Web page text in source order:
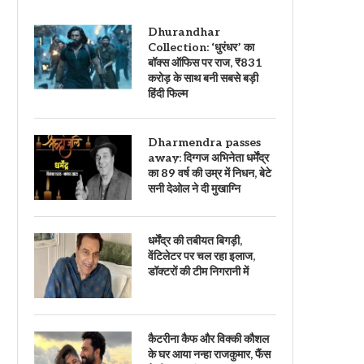
Dhurandhar
Collection: ‘धुरंधर’ का
बॉक्स ऑफिस पर राज, ₹831
करोड़ के साथ बनी सबसे बड़ी
हिंदी फिल्म
Dharmendra passes
away: दिग्गज अभिनेता धर्मेंद्र
का 89 वर्ष की उम्र में निधन, बेटे
सनी देओल ने दी मुखाग्नि
धर्मेंद्र की तबीयत बिगड़ी,
वेंटिलेटर पर चल रहा इलाज,
डॉक्टरों की टीम निगरानी में
कैटरीना कैफ और विक्की कौशल
के घर आया नन्हा राजकुमार, फैंस